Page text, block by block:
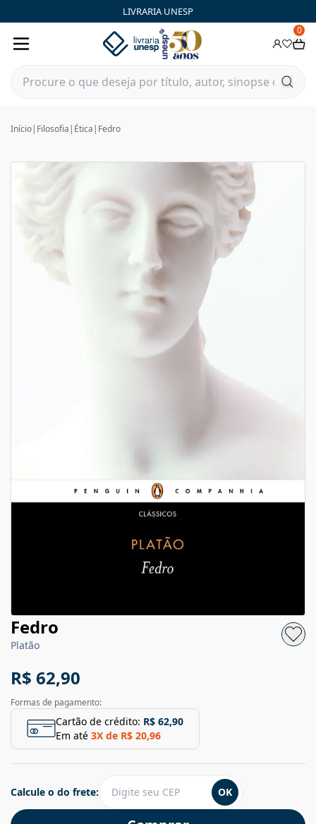
LIVRARIA UNESP
0
Início| Filosofia | Ética | Fedro
Fedro
Platão
R$ 62,90
Formas de pagamento:
Cartão de crédito: R$ 62,90
Em até 3X de R$ 20,96
Calcule o do frete: OK